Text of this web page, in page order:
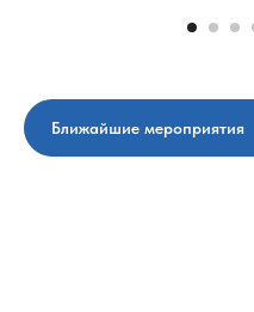
Ближайшие мероприятия